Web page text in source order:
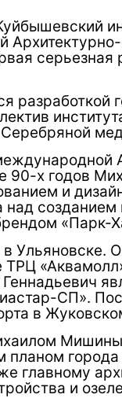
серьезная
разработкой
90-х годов
и
созданием
«Парк-
Ульяновске.
ТРЦ
СП».
в
планом города
главному
и